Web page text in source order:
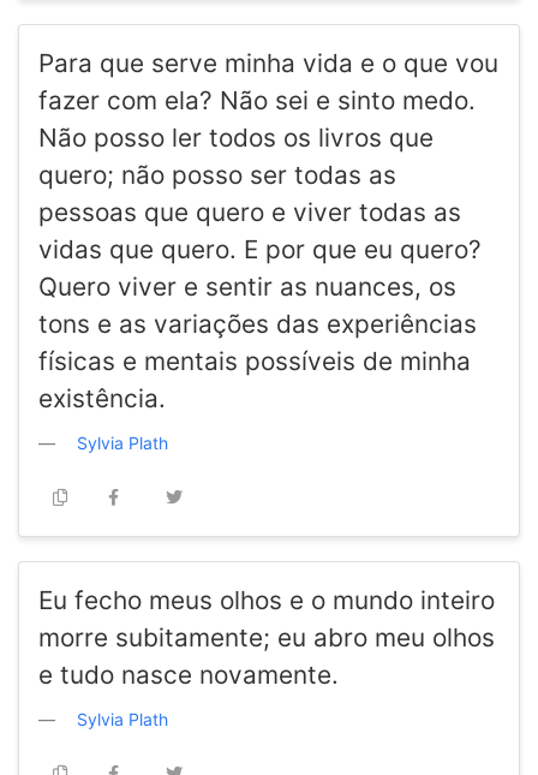
Para que serve minha vida e o que vou
fazer com ela? Não sei e sinto medo.
Não posso ler todos os livros que
quero; não posso ser todas as
pessoas que quero e viver todas as
vidas que quero. E por que eu quero?
Quero viver e sentir as nuances, os
tons e as variações das experiências
físicas e mentais possíveis de minha
existência.
Sylvia Plath
Eu fecho meus olhos e o mundo inteiro
morre subitamente; eu abro meu olhos
e tudo nasce novamente.
Sylvia Plath